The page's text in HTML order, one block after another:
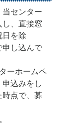
センター
、直接窓
を除
申し込んで
ーホームペ
込みをし
点で、募